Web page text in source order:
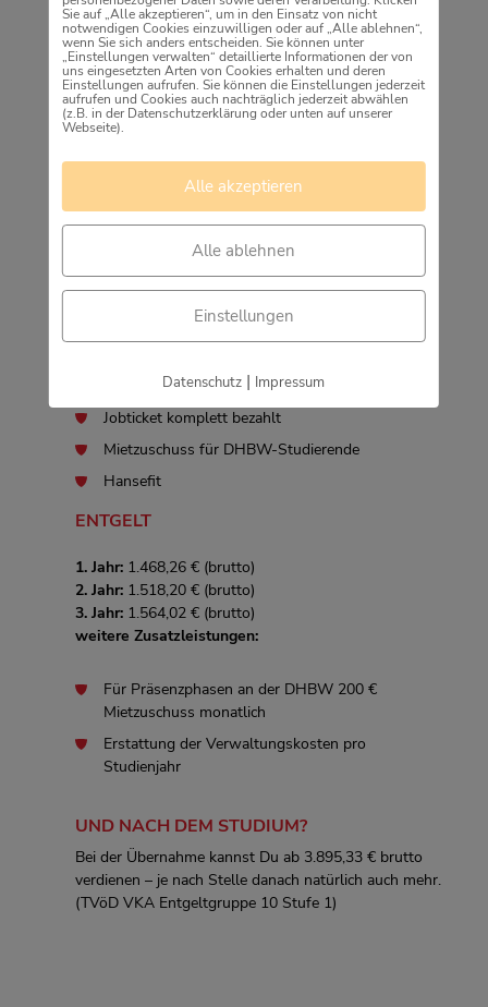
Die Vermittlung von Theorie und Praxis erfolgt im
zeitlichen Wechsel zu je drei Monaten an der Dualen
Hochschule Baden-Württemberg in Villingen-
Schwenningen und im Amt für Digitales und IT.
Ausführliche Informationen zum Studium gibt es auf
PLUS-PUNKTE
gute Übernahmechancen
Attraktive Vergütung nach dem Tarifvertrag im
Aktions-Einführungswoche als Auftakt
Hochschulunterricht
Jobticket komplett bezahlt
Mietzuschuss für DHBW-Studierende
Hansefit
ENTGELT
1. Jahr: 1.468,26 € (brutto)
2. Jahr: 1.518,20 € (brutto)
3. Jahr: 1.564,02 € (brutto)
weitere Zusatzleistungen:
Für Präsenzphasen an der DHBW 200 €
Mietzuschuss monatlich
Erstattung der Verwaltungskosten pro
Studienjahr
UND NACH DEM STUDIUM?
Bei der Übernahme kannst Du ab 3.895,33 € brutto
verdienen – je nach Stelle danach natürlich auch mehr.
(TVöD VKA Entgeltgruppe 10 Stufe 1)
Sie auf „Alle akzeptieren“, um in den Einsatz von nicht
notwendigen Cookies einzuwilligen oder auf „Alle ablehnen“,
wenn Sie sich anders entscheiden. Sie können unter
„Einstellungen verwalten“ detaillierte Informationen der von
uns eingesetzten Arten von Cookies erhalten und deren
Einstellungen aufrufen. Sie können die Einstellungen jederzeit
aufrufen und Cookies auch nachträglich jederzeit abwählen
(z.B. in der Datenschutzerklärung oder unten auf unserer
Webseite).
Alle akzeptieren
Alle ablehnen
Einstellungen
Datenschutz | Impressum